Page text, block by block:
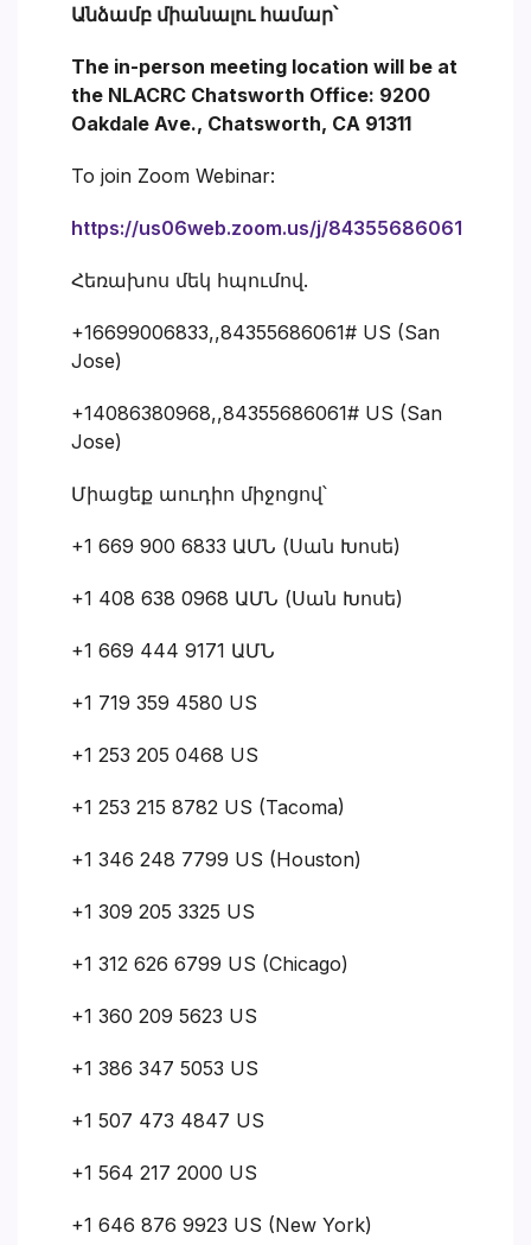
Անձամբ միանալու համար՝
The in-person meeting location will be at
the NLACRC Chatsworth Office: 9200
Oakdale Ave., Chatsworth, CA 91311
To join Zoom Webinar:
https://us06web.zoom.us/j/84355686061
Հեռախոս մեկ հպումով.
+16699006833,,84355686061# US (San
Jose)
+14086380968,,84355686061# US (San
Jose)
Միացեք աուդիո միջոցով՝
+1 669 900 6833 ԱՄՆ (Սան Խոսե)
+1 408 638 0968 ԱՄՆ (Սան Խոսե)
+1 669 444 9171 ԱՄՆ
+1 719 359 4580 US
+1 253 205 0468 US
+1 253 215 8782 US (Tacoma)
+1 346 248 7799 US (Houston)
+1 309 205 3325 US
+1 312 626 6799 US (Chicago)
+1 360 209 5623 US
+1 386 347 5053 US
+1 507 473 4847 US
+1 564 217 2000 US
+1 646 876 9923 US (New York)